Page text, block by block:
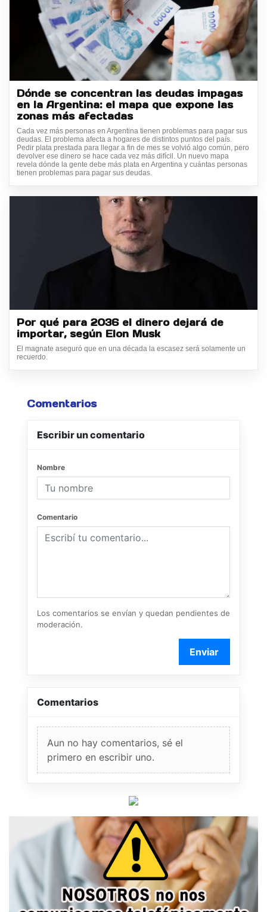
Dónde se concentran las deudas impagas
en la Argentina: el mapa que expone las
zonas más afectadas
Cada vez más personas en Argentina tienen problemas para pagar sus
deudas. El problema afecta a hogares de distintos puntos del país.
Pedir plata prestada para llegar a fin de mes se volvió algo común, pero
devolver ese dinero se hace cada vez más difícil. Un nuevo mapa
revela dónde la gente debe más plata en Argentina y cuántas personas
tienen problemas para pagar sus deudas.
Por qué para 2036 el dinero dejará de
importar, según Elon Musk
El magnate aseguró que en una década la escasez será solamente un
recuerdo.
Comentarios
Escribir un comentario
Nombre
Comentario
Los comentarios se envían y quedan pendientes de
moderación.
Enviar
Comentarios
Aun no hay comentarios, sé el
primero en escribir uno.